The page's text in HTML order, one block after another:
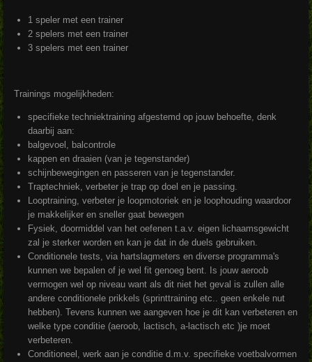
1 speler met een trainer
2 spelers met een trainer
3 spelers met een trainer
Trainings mogelijkheden:
specifieke techniektraining afgestemd op jouw behoefte, denk
daarbij aan:
balgevoel, balcontrole
kappen en draaien (van je tegenstander)
schijnbewegingen en passeren van je tegenstander.
Traptechniek, verbeter je trap op doel en je passing.
Looptraining, verbeter je loopmotoriek en je loophouding waardoor
je makkelijker en sneller gaat bewegen
Fysiek, doormiddel van het oefenen t.a.v. eigen lichaamsgewicht
zal je sterker worden en kan je dat in de duels gebruiken.
Conditionele tests, via hartslagmeters en diverse programma's
kunnen we bepalen of je wel fit genoeg bent. Is jouw aeroob
vermogen wel op niveau want als dit niet het geval is zullen alle
andere conditionele prikkels (sprinttraining etc.. geen enkele nut
hebben). Tevens kunnen we aangeven hoe je dit kan verbeteren en
welke type conditie (aeroob, lactisch, a-lactisch etc )je moet
verbeteren.
Conditioneel, werk aan je conditie d.m.v. specifieke voetbalvormen